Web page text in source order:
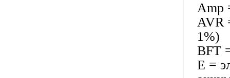
Amp
AVR
1%)
BFT
E =